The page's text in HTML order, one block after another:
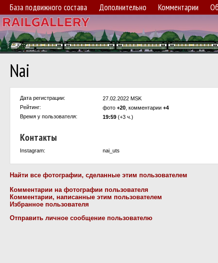
База подвижного состава Дополнительно Комментарии
Nai
Дата регистрации:
27.02.2022 MSK
Рейтинг:
фото +20 , комментарии +4
Время у пользователя:
19:59 (+3 ч.)
Контакты
Instagram: nai_uts
Найти все фотографии, сделанные этим пользователем
Комментарии на фотографии пользователя
Комментарии, написанные этим пользователем
Избранное пользователя
Отправить личное сообщение пользователю